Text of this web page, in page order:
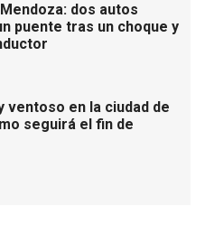
dos autos
puente tras un choque y
ventoso en la ciudad de
seguirá el fin de